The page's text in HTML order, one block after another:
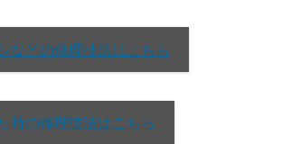
などの修理技法はこちら
時の修理技法はこちら